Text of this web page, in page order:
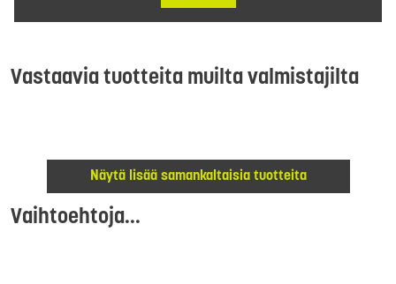
Vastaavia tuotteita muilta valmistajilta
Näytä lisää samankaltaisia tuotteita
Vaihtoehtoja...